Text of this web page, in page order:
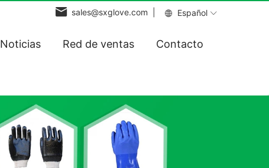
Español
sales@sxglove.com |
Noticias Red de ventas Contacto